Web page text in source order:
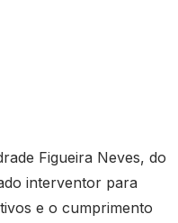
Figueira Neves, do
interventor para
e o cumprimento